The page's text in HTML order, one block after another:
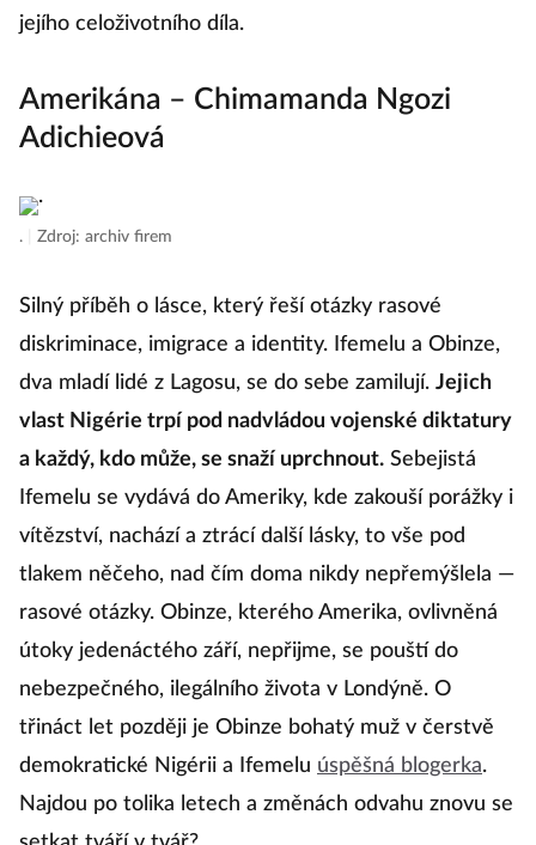
jejího celoživotního díla.
Amerikána – Chimamanda Ngozi
Adichieová
. Zdroj: archiv firem
Silný příběh o lásce, který řeší otázky rasové
diskriminace, imigrace a identity. Ifemelu a Obinze,
dva mladí lidé z Lagosu, se do sebe zamilují. Jejich
vlast Nigérie trpí pod nadvládou vojenské diktatury
a každý, kdo může, se snaží uprchnout. Sebejistá
Ifemelu se vydává do Ameriky, kde zakouší porážky i
vítězství, nachází a ztrácí další lásky, to vše pod
tlakem něčeho, nad čím doma nikdy nepřemýšlela —
rasové otázky. Obinze, kterého Amerika, ovlivněná
útoky jedenáctého září, nepřijme, se pouští do
nebezpečného, ilegálního života v Londýně. O
třináct let později je Obinze bohatý muž v čerstvě
demokratické Nigérii a Ifemelu úspěšná blogerka.
Najdou po tolika letech a změnách odvahu znovu se